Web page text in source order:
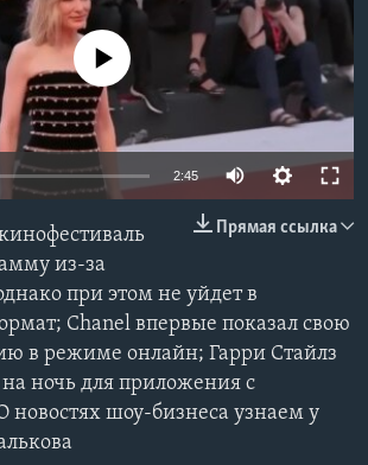
source currently available
2:45
Прямая ссылка
из-за
при этом не уйдет в
Chanel впервые показал свою
в режиме онлайн; Гарри Стайлз
на ночь для приложения с
шоу-бизнеса узнаем у